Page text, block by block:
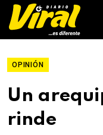
OPINIÓN
Un
rinde